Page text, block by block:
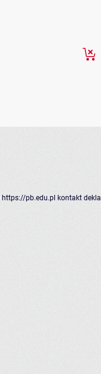
https://pb.edu.pl kontakt